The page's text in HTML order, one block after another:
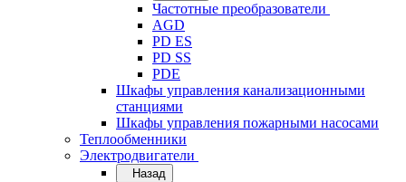
Частотные преобразователи
AGD
PD ES
PD SS
PDE
Шкафы управления канализационными
станциями
Шкафы управления пожарными насосами
Теплообменники
Электродвигатели
Назад